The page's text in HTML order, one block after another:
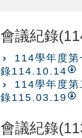
會議紀錄
114學年度第
錄114.10.14
114學年度第
錄115.03.19
會議紀錄